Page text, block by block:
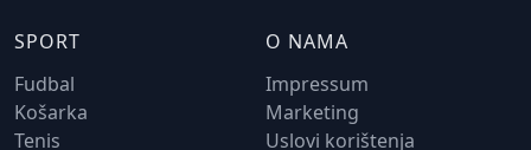
SPORT
Fudbal
Košarka
Tenis
O NAMA
Impressum
Marketing
Uslovi korištenja